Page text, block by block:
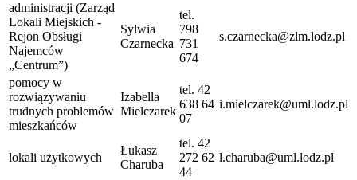
administracji (Zarząd
Lokali Miejskich -
Rejon Obsługi
Najemców
„Centrum”)
Sylwia
Czarnecka
tel.
798
731
674
s.czarnecka@zlm.lodz.pl
pomocy w
rozwiązywaniu
trudnych problemów
mieszkańców
Izabella
Mielczarek
tel. 42
638 64
07
i.mielczarek@uml.lodz.pl
lokali użytkowych
Łukasz
Charuba
tel. 42
272 62
44
l.charuba@uml.lodz.pl